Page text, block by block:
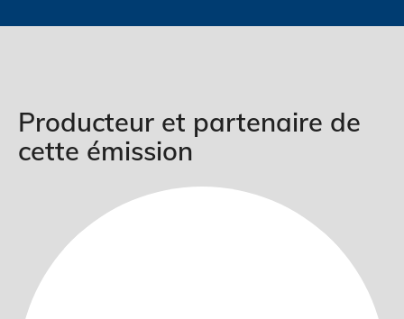
Producteur et partenaire de
cette émission